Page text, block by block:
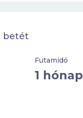
betét
Futamidó
1 hónap